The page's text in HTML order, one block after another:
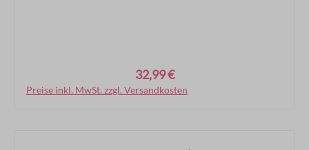
32,99 €
Preise inkl. MwSt. zzgl. Versandkosten
In den Warenkorb